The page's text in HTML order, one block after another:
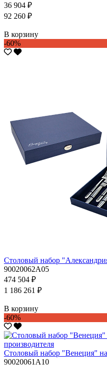
36 904 ₽
92 260 ₽
В корзину
-60%
Столовый набор
90020062А05
474 504 ₽
1 186 261 ₽
В корзину
-60%
Столовый набор "Венеция"
90020061А10